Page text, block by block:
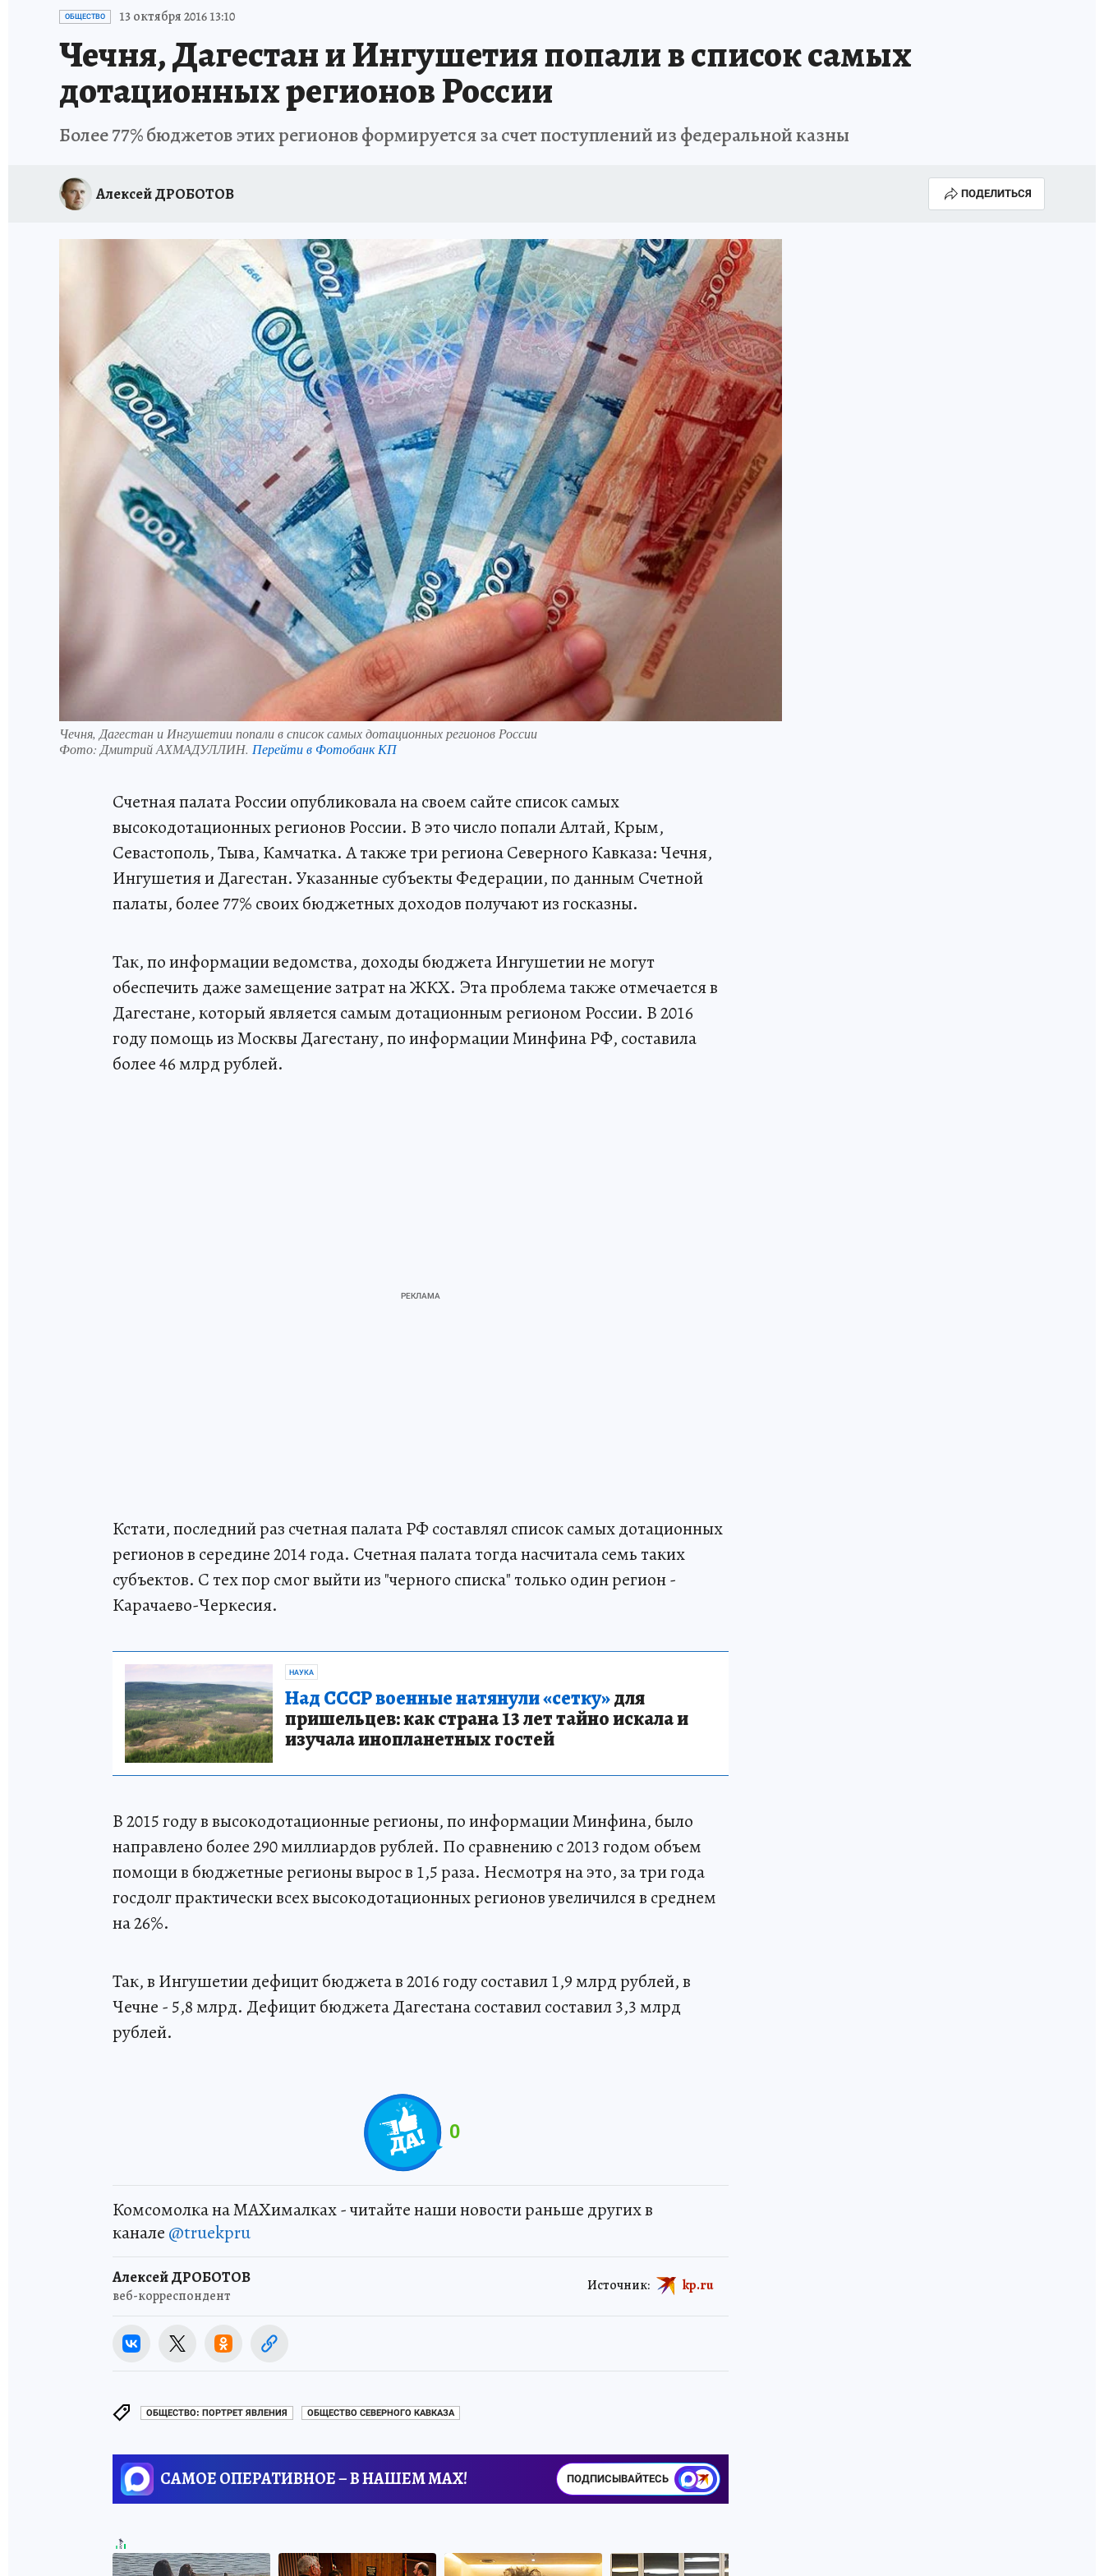
ЗАПОВЕДНАЯ РОССИЯ
ОБЩЕСТВО 13 октября 2016 13:10
Чечня, Дагестан и Ингушетия попали в список самых
дотационных регионов России
Более 77% бюджетов этих регионов формируется за счет поступлений из федеральной казны
Алексей ДРОБОТОВ ПОДЕЛИТЬСЯ
Чечня, Дагестан и Ингушетии попали в список самых дотационных регионов России
Фото: Дмитрий АХМАДУЛЛИН. Перейти в Фотобанк КП
Счетная палата России опубликовала на своем сайте список самых
высокодотационных регионов России. В это число попали Алтай, Крым,
Севастополь, Тыва, Камчатка. А также три региона Северного Кавказа: Чечня,
Ингушетия и Дагестан. Указанные субъекты Федерации, по данным Счетной
палаты, более 77% своих бюджетных доходов получают из госказны.
Так, по информации ведомства, доходы бюджета Ингушетии не могут
обеспечить даже замещение затрат на ЖКХ. Эта проблема также отмечается в
Дагестане, который является самым дотационным регионом России. В 2016
году помощь из Москвы Дагестану, по информации Минфина РФ, составила
более 46 млрд рублей.
Кстати, последний раз счетная палата РФ составлял список самых дотационных
регионов в середине 2014 года. Счетная палата тогда насчитала семь таких
субъектов. С тех пор смог выйти из "черного списка" только один регион -
Карачаево-Черкесия.
НАУКА
Над СССР военные натянули «сетку»для
пришельцев: как страна 13 лет тайно искала и
изучала инопланетных гостей
В 2015 году в высокодотационные регионы, по информации Минфина, было
направлено более 290 миллиардов рублей. По сравнению с 2013 годом объем
помощи в бюджетные регионы вырос в 1,5 раза. Несмотря на это, за три года
госдолг практически всех высокодотационных регионов увеличился в среднем
на 26%.
Так, в Ингушетии дефицит бюджета в 2016 году составил 1,9 млрд рублей, в
Чечне - 5,8 млрд. Дефицит бюджета Дагестана составил составил 3,3 млрд
рублей.
0
Комсомолка на MAXималках - читайте наши новости раньше других в
канале @truekpru
Алексей ДРОБОТОВ
веб-корреспондент
Источник: kp.ru
ОБЩЕСТВО: ПОРТРЕТ ЯВЛЕНИЯ ОБЩЕСТВО СЕВЕРНОГО КАВКАЗА
САМОЕ ОПЕРАТИВНОЕ – В НАШЕМ MAX! ПОДПИСЫВАЙТЕСЬ